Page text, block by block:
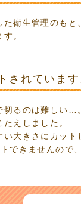
た衛生管理のも
。
されています
切るのは難しい…
えしました。
い大きさにカット
できませんので